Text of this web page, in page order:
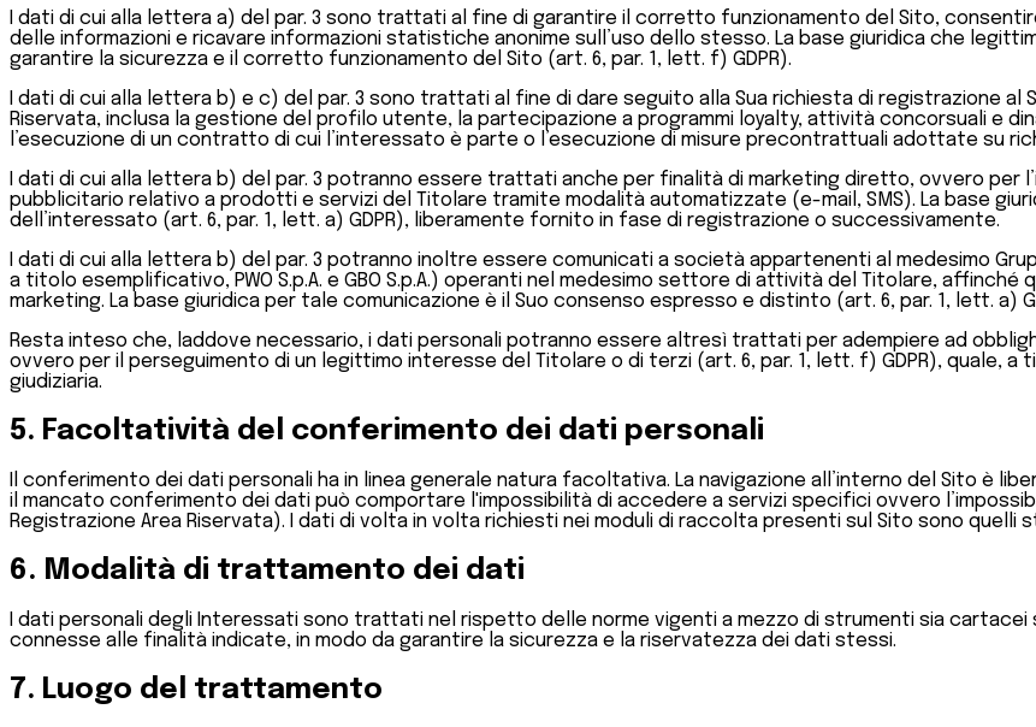
I dati di cui alla lettera a) del par. 3 sono trattati al fine di garantire il corretto funzionamento del Sito,
delle informazioni e ricavare informazioni statistiche anonime sull’uso dello stesso. La base giuridica che
garantire la sicurezza e il corretto funzionamento del Sito (art. 6, par. 1, lett. f) GDPR).
I dati di cui alla lettera b) e c) del par. 3 sono trattati al fine di dare seguito alla Sua richiesta di registrazione al
Riservata, inclusa la gestione del profilo utente, la partecipazione a programmi loyalty, attività concorsuali e
l’esecuzione di un contratto di cui l’interessato è parte o l’esecuzione di misure precontrattuali adottate su
I dati di cui alla lettera b) del par. 3 potranno essere trattati anche per finalità di marketing diretto, ovvero per
pubblicitario relativo a prodotti e servizi del Titolare tramite modalità automatizzate (e-mail, SMS). La base
dell’interessato (art. 6, par. 1, lett. a) GDPR), liberamente fornito in fase di registrazione o successivamente.
I dati di cui alla lettera b) del par. 3 potranno inoltre essere comunicati a società appartenenti al medesimo
a titolo esemplificativo, PWO S.p.A. e GBO S.p.A.) operanti nel medesimo settore di attività del Titolare,
marketing. La base giuridica per tale comunicazione è il Suo consenso espresso e distinto (art. 6, par. 1, lett. a)
Resta inteso che, laddove necessario, i dati personali potranno essere altresì trattati per adempiere ad
ovvero per il perseguimento di un legittimo interesse del Titolare o di terzi (art. 6, par. 1, lett. f) GDPR), quale,
giudiziaria.
5. Facoltatività del conferimento dei dati personali
Il conferimento dei dati personali ha in linea generale natura facoltativa. La navigazione all’interno del Sito è
il mancato conferimento dei dati può comportare l'impossibilità di accedere a servizi specifici ovvero
Registrazione Area Riservata). I dati di volta in volta richiesti nei moduli di raccolta presenti sul Sito sono
6. Modalità di trattamento dei dati
I dati personali degli Interessati sono trattati nel rispetto delle norme vigenti a mezzo di strumenti sia
connesse alle finalità indicate, in modo da garantire la sicurezza e la riservatezza dei dati stessi.
7. Luogo del trattamento